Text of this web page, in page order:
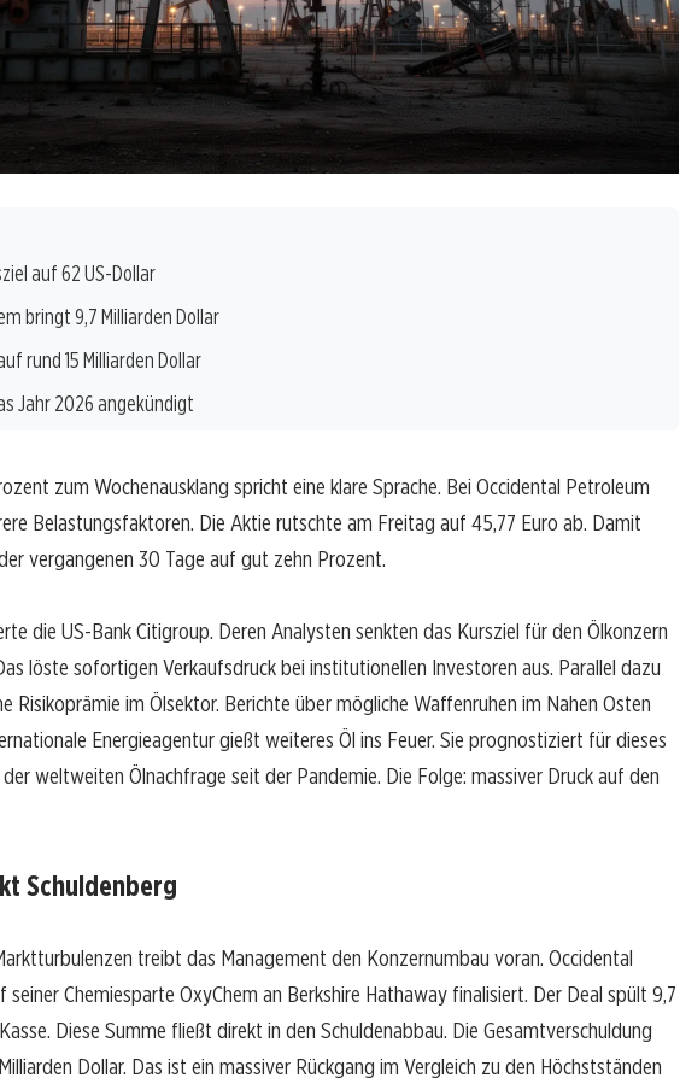
auf 62 US-Dollar
bringt 9,7 Milliarden Dollar
rund 15 Milliarden Dollar
Jahr 2026 angekündigt
zum Wochenausklang spricht eine klare Sprache. Bei Occidental Petroleum
Belastungsfaktoren. Die Aktie rutschte am Freitag auf 45,77 Euro ab. Damit
vergangenen 30 Tage auf gut zehn Prozent.
die US-Bank Citigroup. Deren Analysten senkten das Kursziel für den Ölkonzern
löste sofortigen Verkaufsdruck bei institutionellen Investoren aus. Parallel dazu
Risikoprämie im Ölsektor. Berichte über mögliche Waffenruhen im Nahen Osten
Energieagentur gießt weiteres Öl ins Feuer. Sie prognostiziert für dieses
weltweiten Ölnachfrage seit der Pandemie. Die Folge: massiver Druck auf den
Schuldenberg
treibt das Management den Konzernumbau voran. Occidental
Chemiesparte OxyChem an Berkshire Hathaway finalisiert. Der Deal spült 9,7
Diese Summe fließt direkt in den Schuldenabbau. Die Gesamtverschuldung
Dollar. Das ist ein massiver Rückgang im Vergleich zu den Höchstständen